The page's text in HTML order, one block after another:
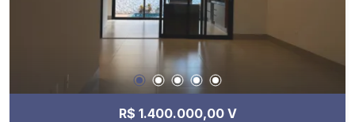
R$ 1.400.000,00 V